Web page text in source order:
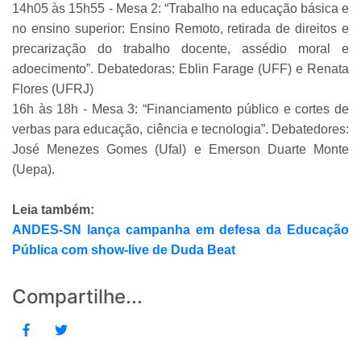
14h05 às 15h55 - Mesa 2: “Trabalho na educação básica e
no ensino superior: Ensino Remoto, retirada de direitos e
precarização do trabalho docente, assédio moral e
adoecimento”. Debatedoras: Eblin Farage (UFF) e Renata
Flores (UFRJ)
16h às 18h - Mesa 3: “Financiamento público e cortes de
verbas para educação, ciência e tecnologia”. Debatedores:
José Menezes Gomes (Ufal) e Emerson Duarte Monte
(Uepa).
Leia também:
ANDES-SN lança campanha em defesa da Educação
Pública com show-live de Duda Beat
Compartilhe...